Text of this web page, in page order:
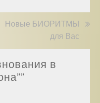
Новые БИОРИТМЫ
для Вас
в
”